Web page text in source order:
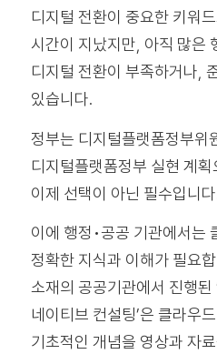
디지털 전환이 중요한 키워
시간이 지났지만, 아직 많은
디지털 전환이 부족하거나,
있습니다.
정부는 디지털플랫폼정부위
디지털플랫폼정부 실현 계
이제 선택이 아닌 필수입니
이에 행정•공공 기관에서는
정확한 지식과 이해가 필요
소재의 공공기관에서 진행된
네이티브 컨설팅’은 클라우
기초적인 개념을 영상과 자